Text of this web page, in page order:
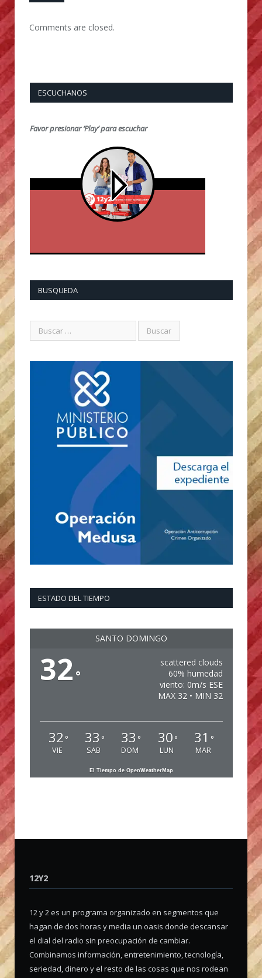
Comments are closed.
ESCUCHANOS
Favor presionar ‘Play’ para escuchar
BUSQUEDA
ESTADO DEL TIEMPO
SANTO DOMINGO
32 °
scattered clouds
60% humedad
viento: 0m/s ESE
MAX 32 • MIN 32
32 °
VIE
33 °
SAB
33 °
DOM
30 °
LUN
31 °
MAR
El Tiempo de OpenWeatherMap
12Y2
12 y 2 es un programa organizado en segmentos que
hagan de dos horas y media un oasis donde descansar
el dial del radio sin preocupación de cambiar.
Combinamos información, entretenimiento, tecnología,
seriedad, dinero y el resto de las cosas que nos rodean